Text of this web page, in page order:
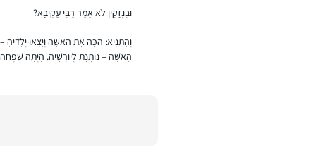
וּבִנְזָקִין לֹא אָמַר רַבִּי עֲקִיבָא?
וְהָתַנְיָא: הִכָּה אֶת הָאִשָּׁה וְיָצְאוּ יְלָדֶיהָ –
הָאִשָּׁה – נוֹתֶנֶת לְיוֹרְשֶׁיהָ. הָיְתָה